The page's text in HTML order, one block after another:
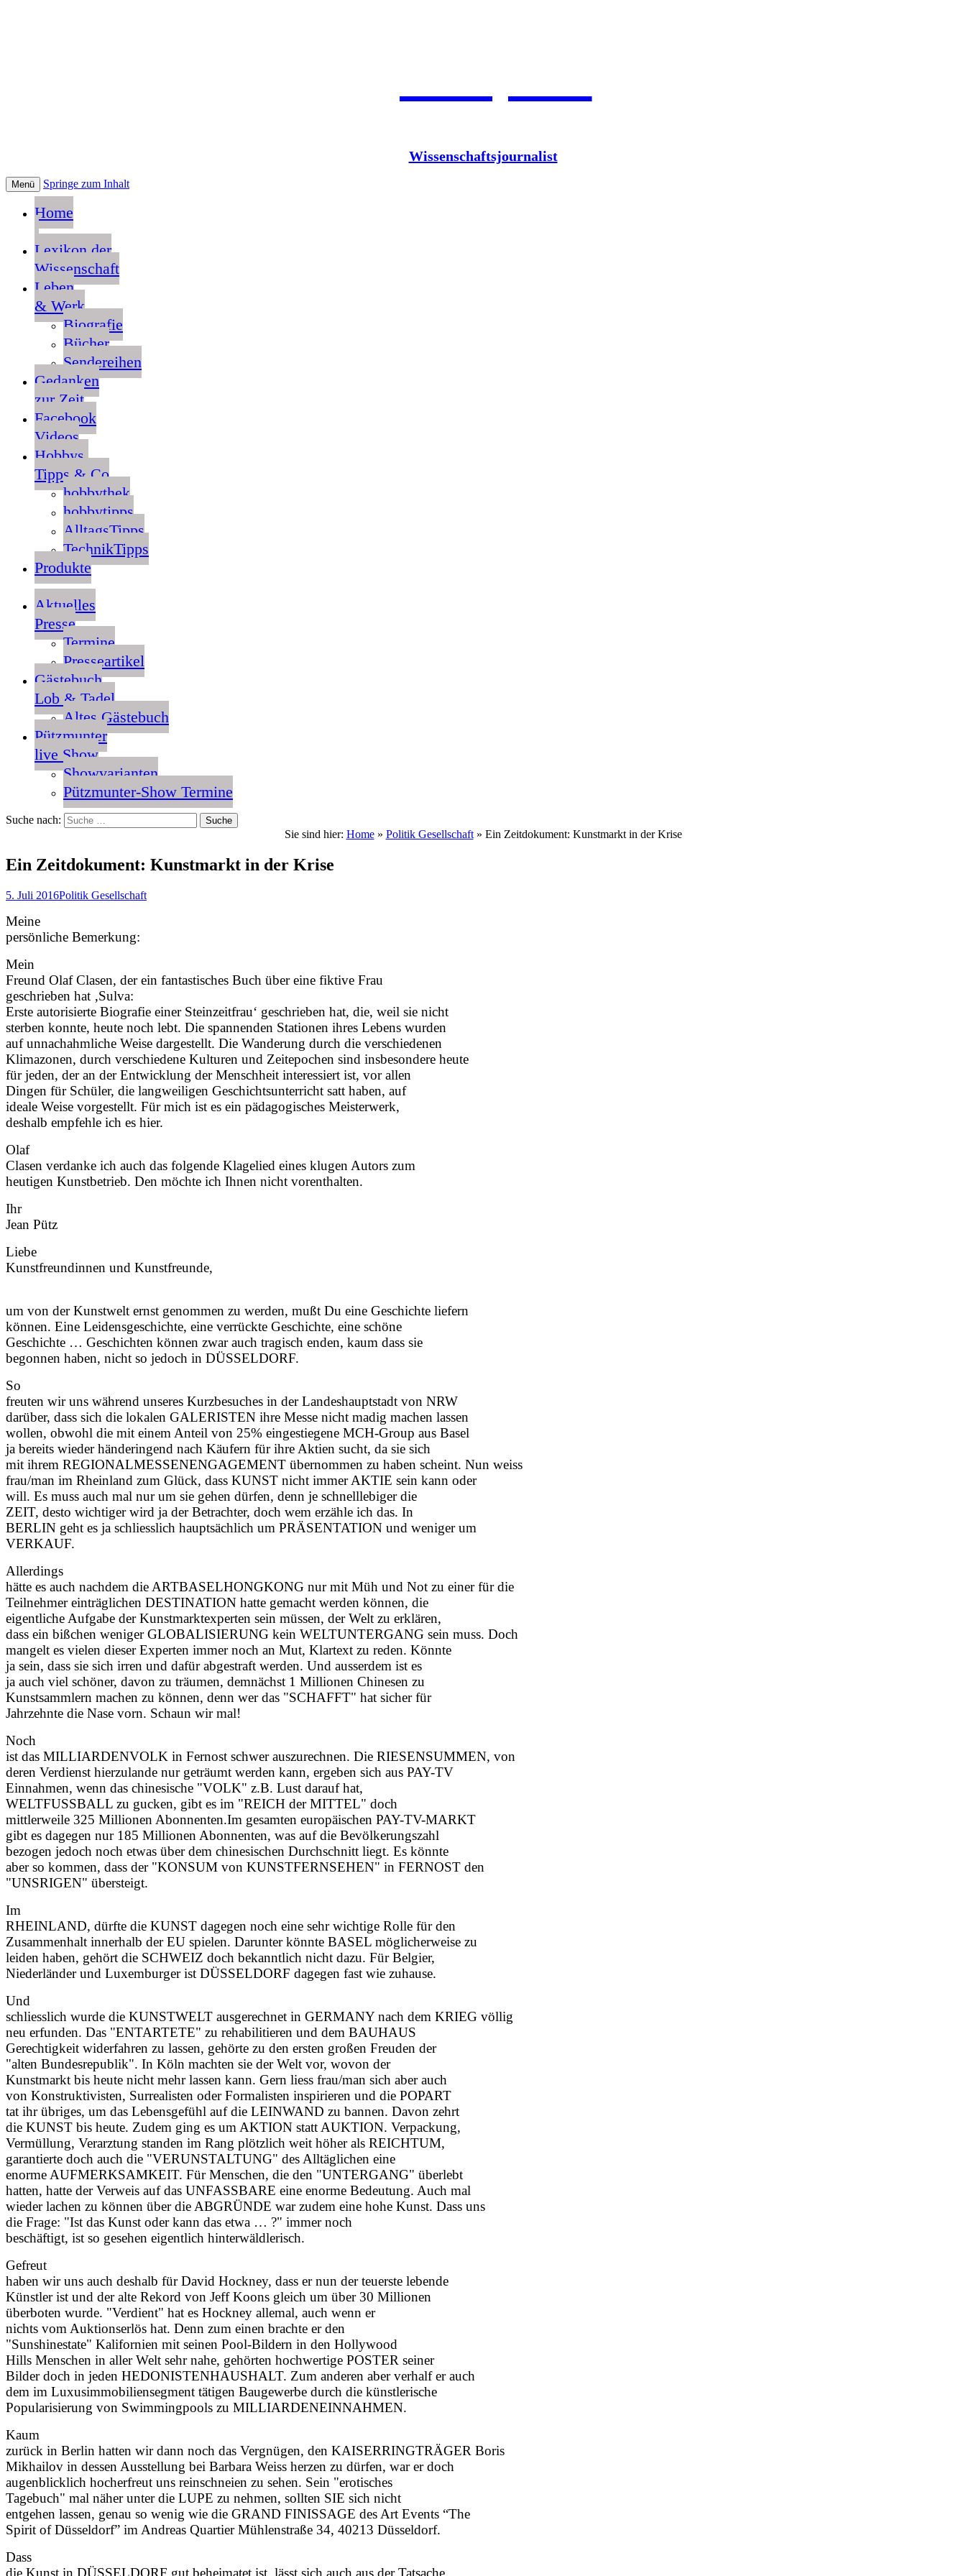
Jean Pütz
Wissenschaftsjournalist
Menü Springe zum Inhalt
Home
Lexikon der
Wissenschaft
Leben
& Werk
Biografie
Bücher
Sendereihen
Gedanken
zur Zeit
Facebook
Videos
Hobbys,
Tipps & Co
hobbythek
hobbytipps
AlltagsTipps
TechnikTipps
Produkte
Aktuelles
Presse
Termine
Presseartikel
Gästebuch
Lob & Tadel
Altes Gästebuch
Pützmunter
live Show
Showvarianten
Pützmunter-Show Termine
Suche nach:
Sie sind hier: Home» Politik Gesellschaft» Ein Zeitdokument: Kunstmarkt in der Krise
Ein Zeitdokument: Kunstmarkt in der Krise
5. Juli 2016Politik Gesellschaft
Meine
persönliche Bemerkung:
Mein
Freund Olaf Clasen, der ein fantastisches Buch über eine fiktive Frau
geschrieben hat ‚Sulva:
Erste autorisierte Biografie einer Steinzeitfrau‘ geschrieben hat, die, weil sie nicht
sterben konnte, heute noch lebt. Die spannenden Stationen ihres Lebens wurden
auf unnachahmliche Weise dargestellt. Die Wanderung durch die verschiedenen
Klimazonen, durch verschiedene Kulturen und Zeitepochen sind insbesondere heute
für jeden, der an der Entwicklung der Menschheit interessiert ist, vor allen
Dingen für Schüler, die langweiligen Geschichtsunterricht satt haben, auf
ideale Weise vorgestellt. Für mich ist es ein pädagogisches Meisterwerk,
deshalb empfehle ich es hier.
Olaf
Clasen verdanke ich auch das folgende Klagelied eines klugen Autors zum
heutigen Kunstbetrieb. Den möchte ich Ihnen nicht vorenthalten.
Ihr
Jean Pütz
Liebe
Kunstfreundinnen und Kunstfreunde,
um von der Kunstwelt ernst genommen zu werden, mußt Du eine Geschichte liefern
können. Eine Leidensgeschichte, eine verrückte Geschichte, eine schöne
Geschichte … Geschichten können zwar auch tragisch enden, kaum dass sie
begonnen haben, nicht so jedoch in DÜSSELDORF.
So
freuten wir uns während unseres Kurzbesuches in der Landeshauptstadt von NRW
darüber, dass sich die lokalen GALERISTEN ihre Messe nicht madig machen lassen
wollen, obwohl die mit einem Anteil von 25% eingestiegene MCH-Group aus Basel
ja bereits wieder händeringend nach Käufern für ihre Aktien sucht, da sie sich
mit ihrem REGIONALMESSENENGAGEMENT übernommen zu haben scheint. Nun weiss
frau/man im Rheinland zum Glück, dass KUNST nicht immer AKTIE sein kann oder
will. Es muss auch mal nur um sie gehen dürfen, denn je schnelllebiger die
ZEIT, desto wichtiger wird ja der Betrachter, doch wem erzähle ich das. In
BERLIN geht es ja schliesslich hauptsächlich um PRÄSENTATION und weniger um
VERKAUF.
Allerdings
hätte es auch nachdem die ARTBASELHONGKONG nur mit Müh und Not zu einer für die
Teilnehmer einträglichen DESTINATION hatte gemacht werden können, die
eigentliche Aufgabe der Kunstmarktexperten sein müssen, der Welt zu erklären,
dass ein bißchen weniger GLOBALISIERUNG kein WELTUNTERGANG sein muss. Doch
mangelt es vielen dieser Experten immer noch an Mut, Klartext zu reden. Könnte
ja sein, dass sie sich irren und dafür abgestraft werden. Und ausserdem ist es
ja auch viel schöner, davon zu träumen, demnächst 1 Millionen Chinesen zu
Kunstsammlern machen zu können, denn wer das "SCHAFFT" hat sicher für
Jahrzehnte die Nase vorn. Schaun wir mal!
Noch
ist das MILLIARDENVOLK in Fernost schwer auszurechnen. Die RIESENSUMMEN, von
deren Verdienst hierzulande nur geträumt werden kann, ergeben sich aus PAY-TV
Einnahmen, wenn das chinesische "VOLK" z.B. Lust darauf hat,
WELTFUSSBALL zu gucken, gibt es im "REICH der MITTEL" doch
mittlerweile 325 Millionen Abonnenten.Im gesamten europäischen PAY-TV-MARKT
gibt es dagegen nur 185 Millionen Abonnenten, was auf die Bevölkerungszahl
bezogen jedoch noch etwas über dem chinesischen Durchschnitt liegt. Es könnte
aber so kommen, dass der "KONSUM von KUNSTFERNSEHEN" in FERNOST den
"UNSRIGEN" übersteigt.
Im
RHEINLAND, dürfte die KUNST dagegen noch eine sehr wichtige Rolle für den
Zusammenhalt innerhalb der EU spielen. Darunter könnte BASEL möglicherweise zu
leiden haben, gehört die SCHWEIZ doch bekanntlich nicht dazu. Für Belgier,
Niederländer und Luxemburger ist DÜSSELDORF dagegen fast wie zuhause.
Und
schliesslich wurde die KUNSTWELT ausgerechnet in GERMANY nach dem KRIEG völlig
neu erfunden. Das "ENTARTETE" zu rehabilitieren und dem BAUHAUS
Gerechtigkeit widerfahren zu lassen, gehörte zu den ersten großen Freuden der
"alten Bundesrepublik". In Köln machten sie der Welt vor, wovon der
Kunstmarkt bis heute nicht mehr lassen kann. Gern liess frau/man sich aber auch
von Konstruktivisten, Surrealisten oder Formalisten inspirieren und die POPART
tat ihr übriges, um das Lebensgefühl auf die LEINWAND zu bannen. Davon zehrt
die KUNST bis heute. Zudem ging es um AKTION statt AUKTION. Verpackung,
Vermüllung, Verarztung standen im Rang plötzlich weit höher als REICHTUM,
garantierte doch auch die "VERUNSTALTUNG" des Alltäglichen eine
enorme AUFMERKSAMKEIT. Für Menschen, die den "UNTERGANG" überlebt
hatten, hatte der Verweis auf das UNFASSBARE eine enorme Bedeutung. Auch mal
wieder lachen zu können über die ABGRÜNDE war zudem eine hohe Kunst. Dass uns
die Frage: "Ist das Kunst oder kann das etwa … ?" immer noch
beschäftigt, ist so gesehen eigentlich hinterwäldlerisch.
Gefreut
haben wir uns auch deshalb für David Hockney, dass er nun der teuerste lebende
Künstler ist und der alte Rekord von Jeff Koons gleich um über 30 Millionen
überboten wurde. "Verdient" hat es Hockney allemal, auch wenn er
nichts vom Auktionserlös hat. Denn zum einen brachte er den
"Sunshinestate" Kalifornien mit seinen Pool-Bildern in den Hollywood
Hills Menschen in aller Welt sehr nahe, gehörten hochwertige POSTER seiner
Bilder doch in jeden HEDONISTENHAUSHALT. Zum anderen aber verhalf er auch
dem im Luxusimmobiliensegment tätigen Baugewerbe durch die künstlerische
Popularisierung von Swimmingpools zu MILLIARDENEINNAHMEN.
Kaum
zurück in Berlin hatten wir dann noch das Vergnügen, den KAISERRINGTRÄGER Boris
Mikhailov in dessen Ausstellung bei Barbara Weiss herzen zu dürfen, war er doch
augenblicklich hocherfreut uns reinschneien zu sehen. Sein "erotisches
Tagebuch" mal näher unter die LUPE zu nehmen, sollten SIE sich nicht
entgehen lassen, genau so wenig wie die GRAND FINISSAGE des Art Events “The
Spirit of Düsseldorf” im Andreas Quartier Mühlenstraße 34, 40213 Düsseldorf.
Dass
die Kunst in DÜSSELDORF gut beheimatet ist, lässt sich auch aus der Tatsache